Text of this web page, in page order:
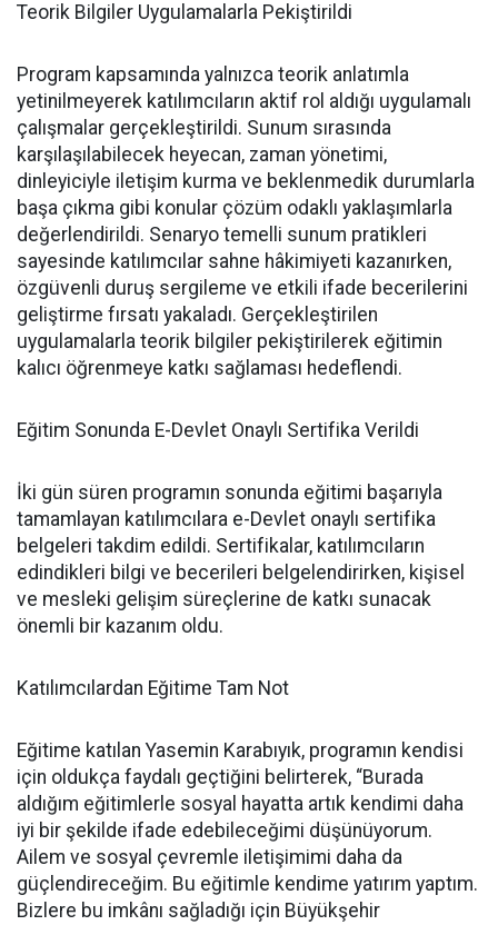
Teorik Bilgiler Uygulamalarla Pekiştirildi
Program kapsamında yalnızca teorik anlatımla
yetinilmeyerek katılımcıların aktif rol aldığı uygulamalı
çalışmalar gerçekleştirildi. Sunum sırasında
karşılaşılabilecek heyecan, zaman yönetimi,
dinleyiciyle iletişim kurma ve beklenmedik durumlarla
başa çıkma gibi konular çözüm odaklı yaklaşımlarla
değerlendirildi. Senaryo temelli sunum pratikleri
sayesinde katılımcılar sahne hâkimiyeti kazanırken,
özgüvenli duruş sergileme ve etkili ifade becerilerini
geliştirme fırsatı yakaladı. Gerçekleştirilen
uygulamalarla teorik bilgiler pekiştirilerek eğitimin
kalıcı öğrenmeye katkı sağlaması hedeflendi.
Eğitim Sonunda E-Devlet Onaylı Sertifika Verildi
İki gün süren programın sonunda eğitimi başarıyla
tamamlayan katılımcılara e-Devlet onaylı sertifika
belgeleri takdim edildi. Sertifikalar, katılımcıların
edindikleri bilgi ve becerileri belgelendirirken, kişisel
ve mesleki gelişim süreçlerine de katkı sunacak
önemli bir kazanım oldu.
Katılımcılardan Eğitime Tam Not
Eğitime katılan Yasemin Karabıyık, programın kendisi
için oldukça faydalı geçtiğini belirterek, “Burada
aldığım eğitimlerle sosyal hayatta artık kendimi daha
iyi bir şekilde ifade edebileceğimi düşünüyorum.
Ailem ve sosyal çevremle iletişimimi daha da
güçlendireceğim. Bu eğitimle kendime yatırım yaptım.
Bizlere bu imkânı sağladığı için Büyükşehir